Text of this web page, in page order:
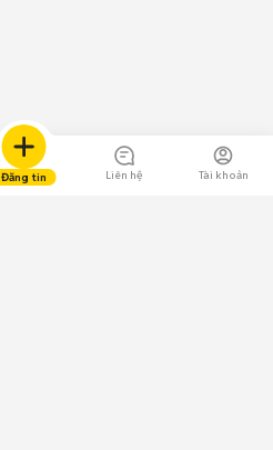
Đăng tin Liên hệ Tài khoản